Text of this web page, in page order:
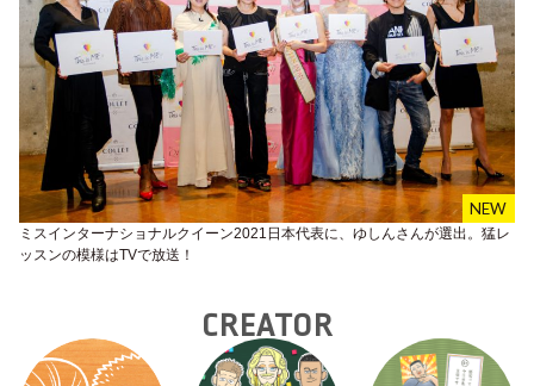
ミスインターナショナルクイーン2021日本代表に、ゆしんさんが選出。猛レ
ッスンの模様はTVで放送！
CREATOR